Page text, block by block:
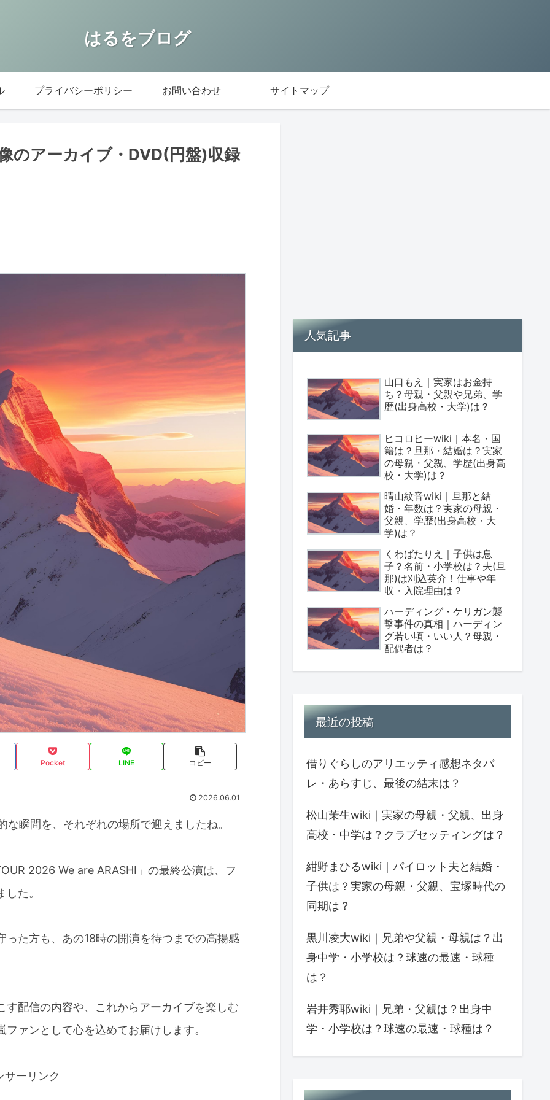
はるをブログ
プライバシーポリシー お問い合わせ サイトマップ
のアーカイブ・DVD(円盤)収録
Pocket LINE コピー
2026.06.01
瞬間を、それぞれの場所で迎えましたね。
2026 We are ARASHI」の最終公演は、フ
た。
た方も、あの18時の開演を待つまでの高揚感
配信の内容や、これからアーカイブを楽しむ
ァンとして心を込めてお届けします。
サーリンク
人気記事
山口もえ｜実家はお金持
ち？母親・父親や兄弟、学
歴(出身高校・大学)は？
ヒコロヒーwiki｜本名・国
籍は？旦那・結婚は？実家
の母親・父親、学歴(出身高
校・大学)は？
晴山紋音wiki｜旦那と結
婚・年数は？実家の母親・
父親、学歴(出身高校・大
学)は？
くわばたりえ｜子供は息
子？名前・小学校は？夫(旦
那)は刈込英介！仕事や年
収・入院理由は？
ハーディング・ケリガン襲
撃事件の真相｜ハーディン
グ若い頃・いい人？母親・
配偶者は？
最近の投稿
借りぐらしのアリエッティ感想ネタバ
レ・あらすじ、最後の結末は？
松山茉生wiki｜実家の母親・父親、出身
高校・中学は？クラブセッティングは？
紺野まひるwiki｜パイロット夫と結婚・
子供は？実家の母親・父親、宝塚時代の
同期は？
黒川凌大wiki｜兄弟や父親・母親は？出
身中学・小学校は？球速の最速・球種
は？
岩井秀耶wiki｜兄弟・父親は？出身中
学・小学校は？球速の最速・球種は？